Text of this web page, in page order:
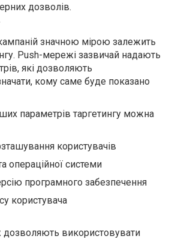
дозволів.
значною мірою залежить
Push-мережі зазвичай надають
які дозволяють
кому саме буде показано
параметрів таргетингу можна
користувачів
операційної системи
програмного забезпечення
користувача
використовувати